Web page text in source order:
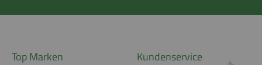
Top Marken Kundenservice